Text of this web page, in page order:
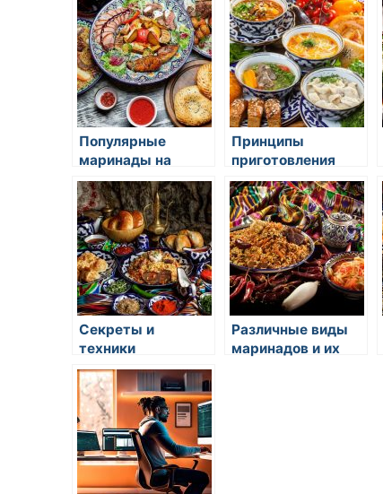
Популярные
маринады на
восточной кухне
Принципы
приготовления
рыбных блюд
восточной кухни
Секреты и
техники
идеального
разделывания
рыбы для суши в
восточной кухне
Различные виды
маринадов и их